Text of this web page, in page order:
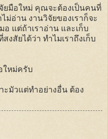
ยมือใหม่ คุณจะต้องเป็นคนที่
ม่อ่าน งานวิจัยของเราก็จะ
แต่ถ้าเราอ่าน และเก็บ
งสัยได้ว่า ทำไมเราถึงเก็บ
ใหม่ครับ
ะมัวแต่ทำอย่างอื่น ต้อง